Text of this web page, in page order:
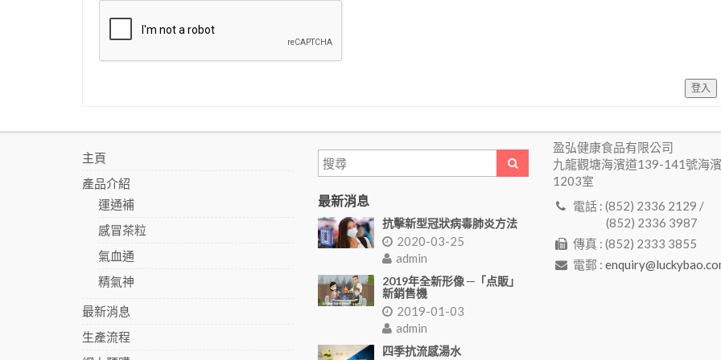
登入
主頁
產品介紹
運通補
感冒茶粒
氣血通
精氣神
最新消息
生產流程
最新消息
抗擊新型冠狀病毒肺炎方法
2020-03-25
admin
2019年全新形像 ─「点販」
新銷售機
2019-01-03
admin
四季抗流感湯水
盈弘健康食品有限公司
九龍觀塘海濱道139-141號海
1203室
電話 : (852) 2336 2129 /
(852) 2336 3987
傳真 : (852) 2333 3855
電郵 :